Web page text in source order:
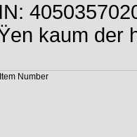
kaum der